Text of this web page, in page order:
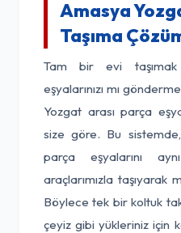
Amasya
Taşıma
Tam bir evi
eşyalarınızı mı
Yozgat arası parça
size göre. Bu
parça eşyalarını
araçlarımızla taşıyarak
Böylece tek bir koltuk
çeyiz gibi yükleriniz için